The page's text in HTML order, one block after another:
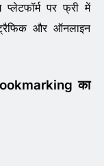
प्लेटफॉर्म पर फ्री में
और ऑनलाइन
का